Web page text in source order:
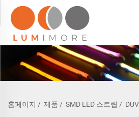
홈페이지 / 제품 / SMD LED 스트립 /